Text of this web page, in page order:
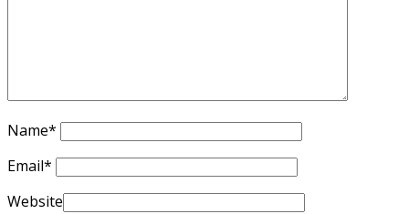
Name*
Email*
Website